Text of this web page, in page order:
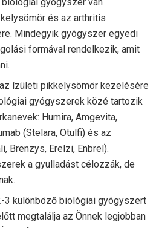
és az arthritis
Mindegyik gyógyszer egyedi
formával rendelkezik, amit
ízületi pikkelysömör kezelésére
gyógyszerek közé tartozik
Humira, Amgevita,
(Stelara, Otulfi) és az
Brenzys, Erelzi, Enbrel).
a gyulladást célozzák, de
3 különböző biológiai gyógyszert
megtalálja az Önnek legjobban